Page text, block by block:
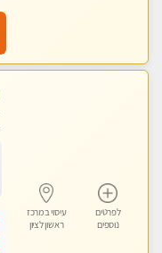
לפרטים
נוספים
עיסוי במרכז
ראשון לציון